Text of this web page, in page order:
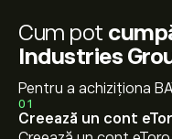
Cum pot
Industries
Pentru a achiziționa
01
Creează un cont